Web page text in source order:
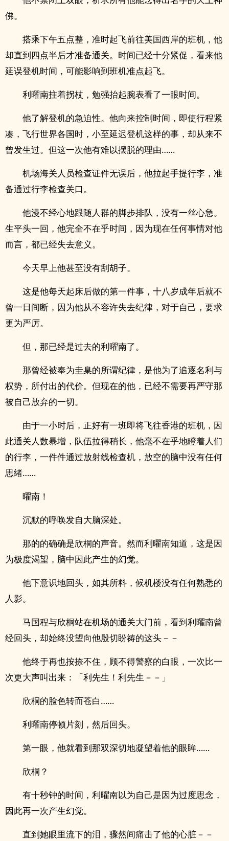
佛。
搭乘下午五点整，准时起飞前往美国西岸的班机，他
却直到四点半后才准备通关。时间已经十分紧促，看来他
延误登机时间，可能影响到班机准点起飞。
利曜南拄着拐杖，勉强抬起腕表看了一眼时间。
他了解登机的急迫性。他向来控制时间，即使行程紧
凑，飞行世界各国时，小至延迟登机这样的事，却从来不
曾发生过。但这一次他有难以摆脱的理由……
机场海关人员检查证件无误后，他拉起手提行李，准
备通过行李检查关口。
他漫不经心地跟随人群的脚步排队，没有一丝心急。
生平头一回，他完全不在乎时间，因为现在任何事情对他
而言，都已经失去意义。
今天早上他甚至没有刮胡子。
这是他每天起床后做的第一件事，十八岁成年后就不
曾一日间断，因为他从不容许失去纪律，对于自己，要求
更为严厉。
但，那已经是过去的利曜南了。
那曾经被奉为圭臬的所谓纪律，是他为了追逐名利与
权势，所付出的代价。但现在的他，已经不需要再严守那
被自己放弃的一切。
由于一小时后，正好有一班即将飞往香港的班机，因
此通关人数暴增，队伍拉得稍长，他毫不在乎地瞪着人们
的行李，一件件通过放射线检查机，放空的脑中没有任何
思绪……
曜南！
沉默的呼唤发自大脑深处。
那的的确确是欣桐的声音。然而利曜南知道，这是因
为极度渴望，脑中因此产生的幻觉。
他下意识地回头，如其所料，候机楼没有任何熟悉的
人影。
马国程与欣桐站在机场的通关大门前，看到利曜南曾
经回头，却始终没望向他殷切盼祷的这头－－
他终于再也按捺不住，顾不得警察的白眼，一次比一
次更大声叫出来：「利先生！利先生－－」
欣桐的脸色转而苍白……
利曜南停顿片刻，然后回头。
第一眼，他就看到那双深切地凝望着他的眼眸……
欣桐？
有十秒钟的时间，利曜南以为自己是因为过度思念，
因此再一次产生幻觉。
直到她眼里流下的泪，骤然间痛击了他的心脏－－